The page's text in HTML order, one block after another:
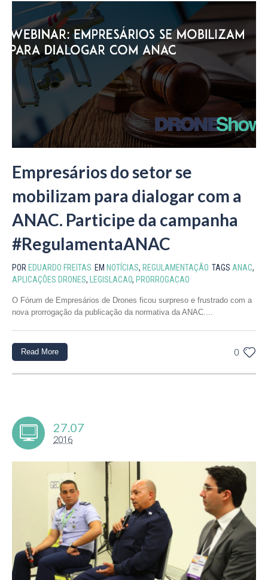
Empresários do setor se
mobilizam para dialogar com a
ANAC. Participe da campanha
#RegulamentaANAC
POR EDUARDO FREITAS EM NOTÍCIAS, REGULAMENTAÇÃO TAGS ANAC,
APLICAÇÕES DRONES, LEGISLACAO, PRORROGACAO
O Fórum de Empresários de Drones ficou surpreso e frustrado com a
nova prorrogação da publicação da normativa da ANAC....
0
Read More
27.07
2016